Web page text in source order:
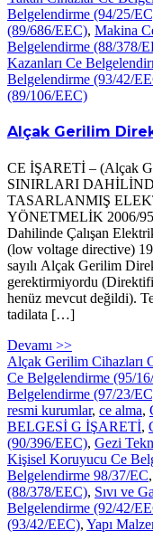
Belgelendirme (94/25/
(89/686/EEC), Makina
Belgelendirme (88/378/
Kazanları Ce
Belgelendirme (93/42/
(89/106/EEC)
Alçak Gerilim
CE İŞARETİ – (Alçak
SINIRLARI
TASARLANMIŞ
YÖNETMELİK 2006/
Dahilinde Çalışan
(low voltage directive)
sayılı Alçak Gerilim
gerektirmiyordu
henüz mevcut değildi).
tadilata […]
Devamı >>
Alçak Gerilim Cihazları
Ce Belgelendirme (95/
Belgelendirme (97/23/
resmi kurumlar, ce alma,
BELGESİ G İŞARETİ,
(90/396/EEC), Gezi
Kişisel Koruyucu Ce
Belgelendirme 98/37/EC,
(88/378/EEC), Sıvı ve
Belgelendirme (92/42/
(93/42/EEC), Yapı